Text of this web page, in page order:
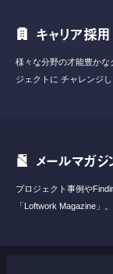
キャリア採用
様々な分野の才能豊かな
ジェクトに チャレンジ
メールマガジ
プロジェクト事例や
「Loftwork Magazine」。